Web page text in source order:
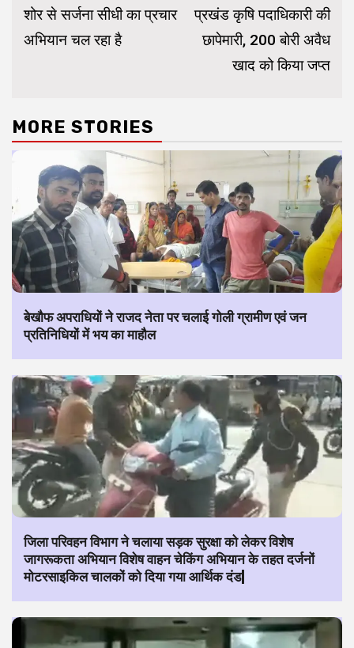
शोर से सर्जना सीधी का प्रचार
अभियान चल रहा है
प्रखंड कृषि पदाधिकारी की
छापेमारी, 200 बोरी अवैध
खाद को किया जप्त
MORE STORIES
बेखौफ अपराधियों ने राजद नेता पर चलाई गोली ग्रामीण एवं जन
प्रतिनिधियों में भय का माहौल
जिला परिवहन विभाग ने चलाया सड़क सुरक्षा को लेकर विशेष
जागरूकता अभियान विशेष वाहन चेकिंग अभियान के तहत दर्जनों
मोटरसाइकिल चालकों को दिया गया आर्थिक दंड|